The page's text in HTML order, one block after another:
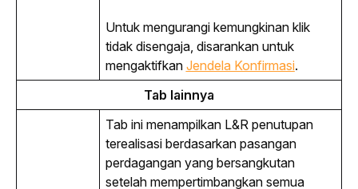
Untuk mengurangi kemungkinan klik
tidak disengaja, disarankan untuk
mengaktifkan Jendela Konfirmasi.
Tab lainnya
Tab ini menampilkan L&R penutupan
terealisasi berdasarkan pasangan
perdagangan yang bersangkutan
setelah mempertimbangkan semua